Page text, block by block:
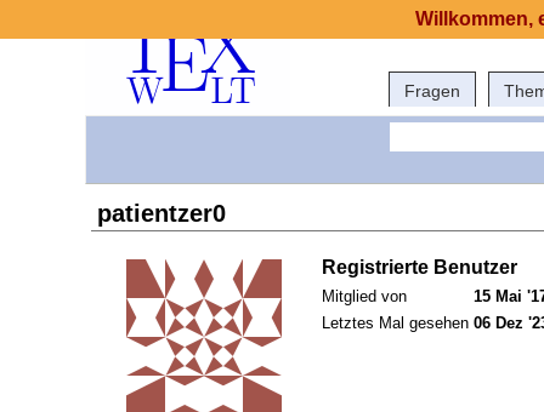
Fragen
patientzer0
Registrierte Benutzer
Mitglied von
15 Mai
Letztes Mal gesehen 06 Dez
Willkommen,